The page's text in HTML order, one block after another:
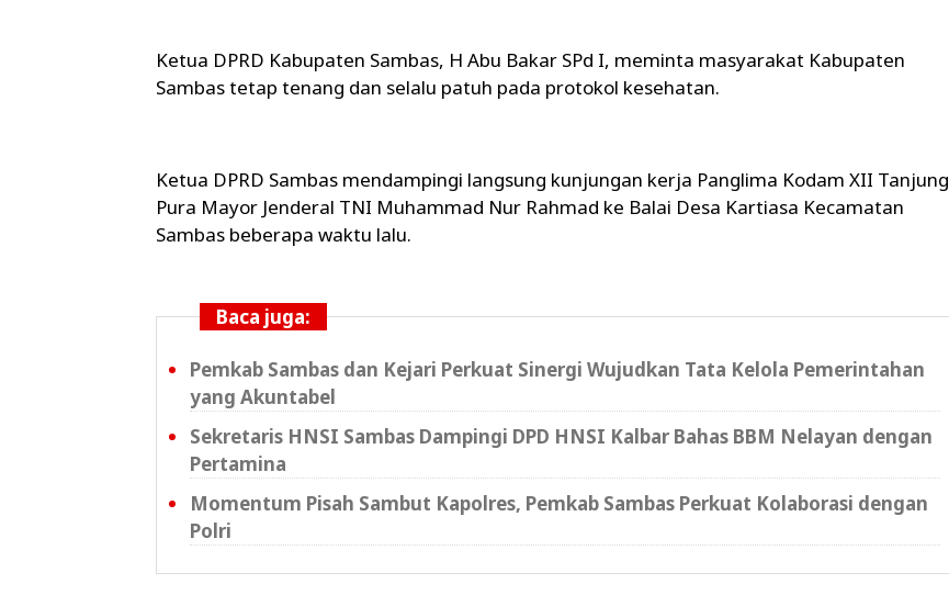
Ketua DPRD Kabupaten Sambas, H Abu Bakar SPd I, meminta masyarakat Kabupaten
Sambas tetap tenang dan selalu patuh pada protokol kesehatan.
Ketua DPRD Sambas mendampingi langsung kunjungan kerja Panglima Kodam XII Tanjung
Pura Mayor Jenderal TNI Muhammad Nur Rahmad ke Balai Desa Kartiasa Kecamatan
Sambas beberapa waktu lalu.
Baca juga:
Pemkab Sambas dan Kejari Perkuat Sinergi Wujudkan Tata Kelola Pemerintahan
yang Akuntabel
Sekretaris HNSI Sambas Dampingi DPD HNSI Kalbar Bahas BBM Nelayan dengan
Pertamina
Momentum Pisah Sambut Kapolres, Pemkab Sambas Perkuat Kolaborasi dengan
Polri